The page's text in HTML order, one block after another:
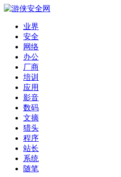
业界
安全
网络
办公
厂商
培训
应用
影音
数码
文摘
猎头
程序
站长
系统
随笔